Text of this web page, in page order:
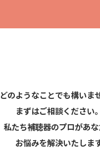
どのようなことでも構いま
まずはご相談ください。
私たち補聴器のプロがあ
お悩みを解決いたしま